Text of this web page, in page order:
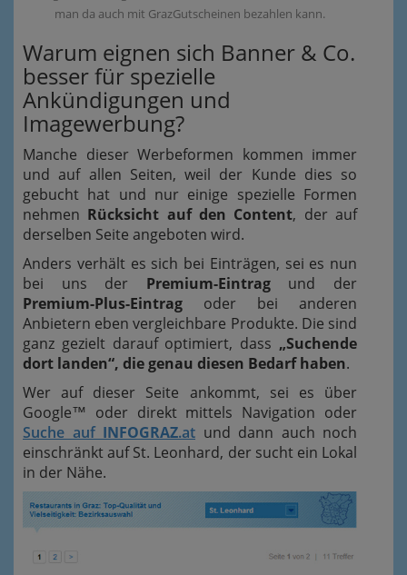
man da auch mit GrazGutscheinen bezahlen kann.
Warum eignen sich Banner & Co.
besser für spezielle
Ankündigungen und
Imagewerbung?
Manche dieser Werbeformen kommen immer
und auf allen Seiten, weil der Kunde dies so
gebucht hat und nur einige spezielle Formen
nehmen Rücksicht auf den Content, der auf
derselben Seite angeboten wird.
Anders verhält es sich bei Einträgen, sei es nun
bei uns der Premium-Eintragund der
Premium-Plus-Eintrag oder bei anderen
Anbietern eben vergleichbare Produkte. Die sind
ganz gezielt darauf optimiert, dass „Suchende
dort landen“, die genau diesen Bedarf haben.
Wer auf dieser Seite ankommt, sei es über
Google™ oder direkt mittels Navigation oder
Suche auf INFOGRAZ.at und dann auch noch
einschränkt auf St. Leonhard, der sucht ein Lokal
in der Nähe.